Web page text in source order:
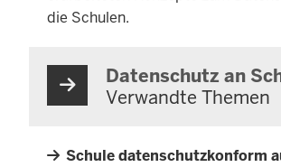
die Schulen.
Datenschutz an
Verwandte Themen
Schule datenschutzkonform